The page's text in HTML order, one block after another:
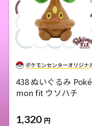
438 ぬいぐるみ Poké
mon fit ウソハチ
1,320 円